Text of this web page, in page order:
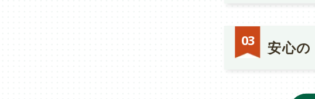
いきます。
※改善の度合い・必要回
最適なプランのご提
決」を求めたり、強
ただけない場合は、
03 安心の
技術と説明に自信が